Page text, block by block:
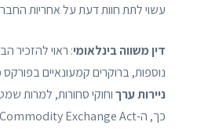
עשוי לתת חוות דעת על אחריות
דין משווה בינלאומי: ראוי להזכיר
נוספות, ברוקרים קמעונאיים בפורקס
ניירות ערךוחוקי סחורות, למרות